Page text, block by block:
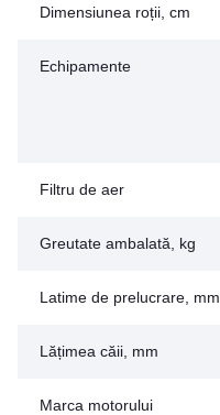
Dimensiunea roții, cm
Echipamente
Filtru de aer
Greutate ambalată, kg
Latime de prelucrare, mm
Lățimea căii, mm
Marca motorului